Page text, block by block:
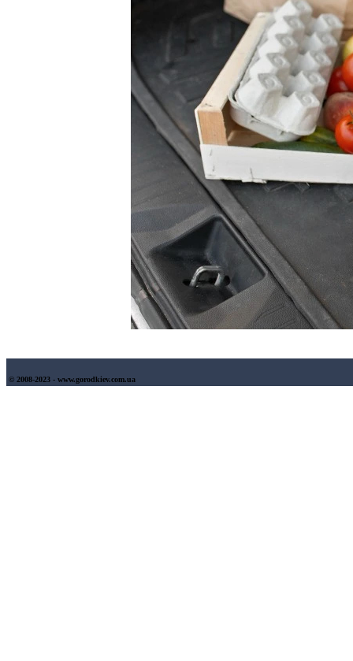
© 2008-2023 - www.gorodkiev.com.ua